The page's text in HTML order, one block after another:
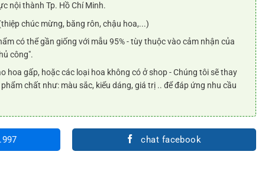
nội thành Tp. Hồ Chí Minh.
chúc mừng, băng rôn, chậu hoa,...)
có thể gần giống với mẫu 95% - tùy thuộc vào cảm nhận của
công".
hoa gấp, hoặc các loại hoa không có ở shop - Chúng tôi sẽ thay
chất như: màu sắc, kiểu dáng, giá trị .. để đáp ứng nhu cầu
chat facebook